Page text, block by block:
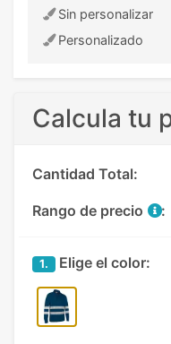
Sin personalizar
Personalizado
Calcula tu
Cantidad Total:
Rango de precio
:
1. Elige el color: